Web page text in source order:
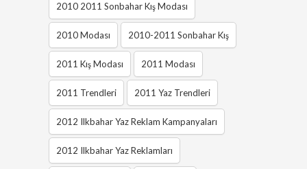
2010 2011 Sonbahar Kış Modası
2010 Modası 2010-2011 Sonbahar Kış
2011 Kış Modası 2011 Modası
2011 Trendleri 2011 Yaz Trendleri
2012 Ilkbahar Yaz Reklam Kampanyaları
2012 Ilkbahar Yaz Reklamları